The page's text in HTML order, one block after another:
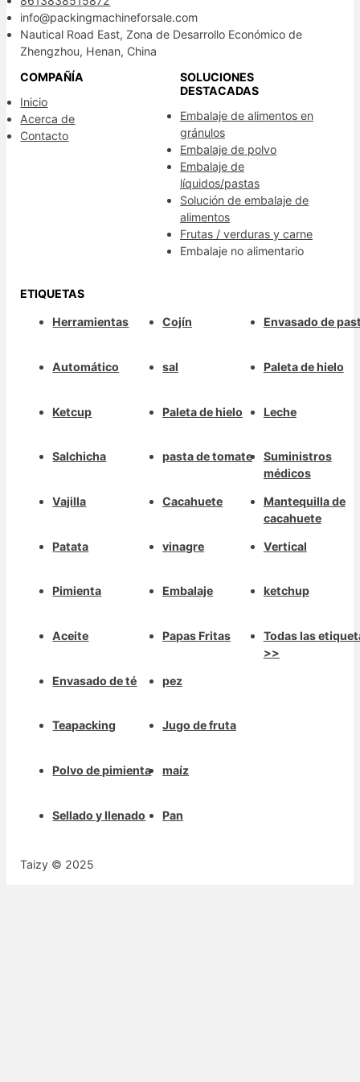
info@packingmachineforsale.com
Nautical Road East, Zona de Desarrollo Económico de
Zhengzhou, Henan, China
COMPAÑÍA
Inicio
Acerca de
Contacto
SOLUCIONES
DESTACADAS
Embalaje de alimentos en
gránulos
Embalaje de polvo
Embalaje de
líquidos/pastas
Solución de embalaje de
alimentos
Frutas / verduras y carne
Embalaje no alimentario
ETIQUETAS
Herramientas
Automático
Ketcup
Salchicha
Vajilla
Patata
Pimienta
Aceite
Envasado de té
Teapacking
Polvo de pimienta
Sellado y llenado
Cojín
sal
Paleta de hielo
pasta de tomate
Cacahuete
vinagre
Embalaje
Papas Fritas
pez
Jugo de fruta
maíz
Pan
Envasado de
Paleta de hielo
Leche
Suministros
médicos
Mantequilla de
cacahuete
Vertical
ketchup
Todas las
>>
Taizy © 2025